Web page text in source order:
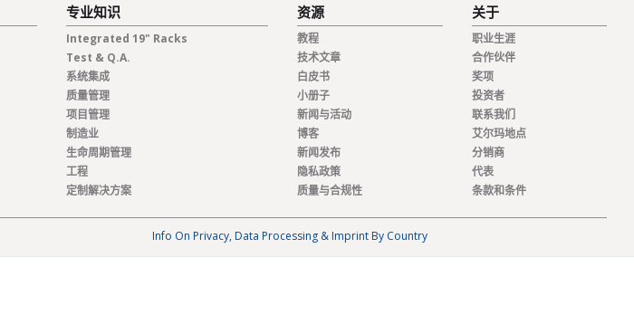
专业知识
Integrated 19" Racks
Test & Q.A.
系统集成
质量管理
项目管理
制造业
生命周期管理
工程
定制解决方案
资源
教程
技术文章
白皮书
小册子
新闻与活动
博客
新闻发布
隐私政策
质量与合规性
关于
职业生涯
合作伙伴
奖项
投资者
联系我们
艾尔玛地点
分销商
代表
条款和条件
Info On Privacy, Data Processing & Imprint By Country